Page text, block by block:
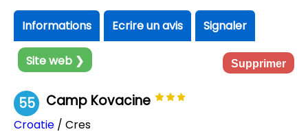
Informations Ecrire un avis Signaler
Site web ❯ Supprimer
55 Camp Kovacine
Croatie / Cres